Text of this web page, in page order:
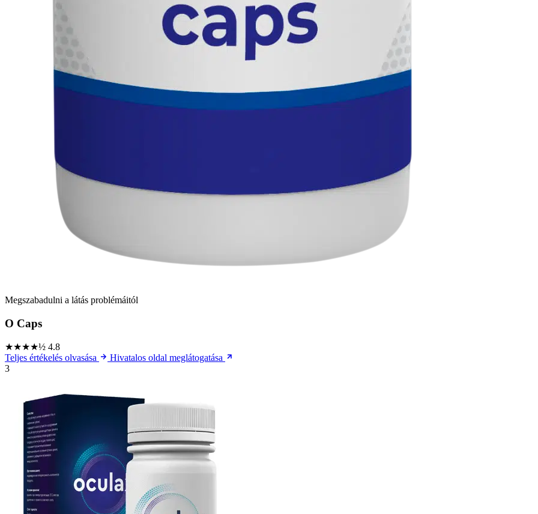
Megszabadulni a látás problémáitól
O Caps
★★★★½ 4.8
Teljes értékelés olvasása
Hivatalos oldal meglátogatása
3